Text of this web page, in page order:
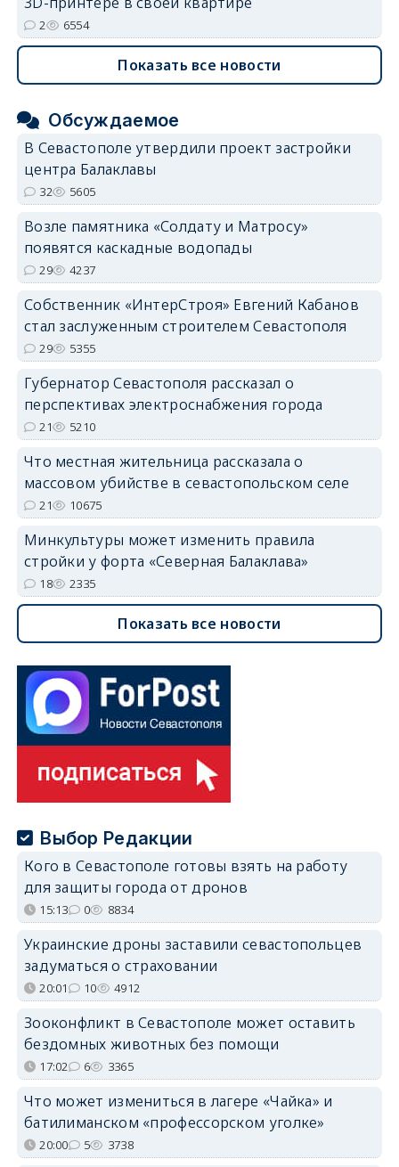
2 6554
Показать все новости
Обсуждаемое
В Севастополе утвердили проект застройки
центра Балаклавы
32 5605
Возле памятника «Солдату и Матросу»
появятся каскадные водопады
29 4237
Собственник «ИнтерСтроя» Евгений Кабанов
стал заслуженным строителем Севастополя
29 5355
Губернатор Севастополя рассказал о
перспективах электроснабжения города
21 5210
Что местная жительница рассказала о
массовом убийстве в севастопольском селе
21 10675
Минкультуры может изменить правила
стройки у форта «Северная Балаклава»
18 2335
Показать все новости
Выбор Редакции
Кого в Севастополе готовы взять на работу
для защиты города от дронов
15:13 0 8834
Украинские дроны заставили севастопольцев
задуматься о страховании
20:01 10 4912
Зооконфликт в Севастополе может оставить
бездомных животных без помощи
17:02 6 3365
Что может измениться в лагере «Чайка» и
батилиманском «профессорском уголке»
20:00 5 3738